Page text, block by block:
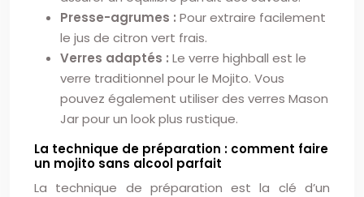
Presse-agrumes : Pour extraire facilement
le jus de citron vert frais.
Verres adaptés : Le verre highball est le
verre traditionnel pour le Mojito. Vous
pouvez également utiliser des verres Mason
Jar pour un look plus rustique.
La technique de préparation : comment faire
un mojito sans alcool parfait
La technique de préparation est la clé d’un